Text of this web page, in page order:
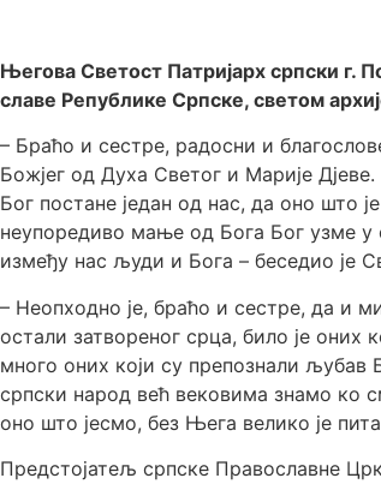
Његова Светост Патријарх српски г.
славе Републике Српске, светом
– Браћо и сестре, радосни и
Божјег од Духа Светог и Марије
Бог постане један од нас, да оно
неупоредиво мање од Бога Бог узме у
између нас људи и Бога – беседио је
– Неопходно је, браћо и сестре, да и
остали затвореног срца, било је
много оних који су препознали
српски народ већ вековима знамо
оно што јесмо, без Њега велико је
Предстојатељ српске Православне